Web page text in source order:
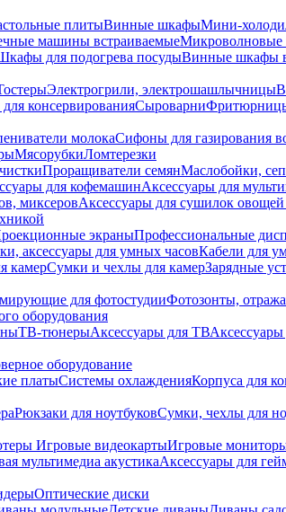
плитыВинные шкафыМини-
машины встраиваемыеМикроволновые
для подогрева посудыВинные шкафы
Электрогрили, электрошашлычницы
консервированияСыроварни
молокаСифоны для газирования
МясорубкиЛомтерезки
Проращиватели семянМаслобойки,
для кофемашинАксессуары для
миксеровАксессуары для сушилок
экраныПрофессиональные
аксессуары для умных часовКабели для
камерСумки и чехлы для камерЗарядные
для фотостудииФотозонты,
оборудования
ТВ-тюнерыАксессуары для ТВАксессуары
оборудование
платыСистемы охлажденияКорпуса для
Рюкзаки для ноутбуковСумки, чехлы для
Игровые видеокартыИгровые
мультимедиа акустикаАксессуары для
Оптические диски